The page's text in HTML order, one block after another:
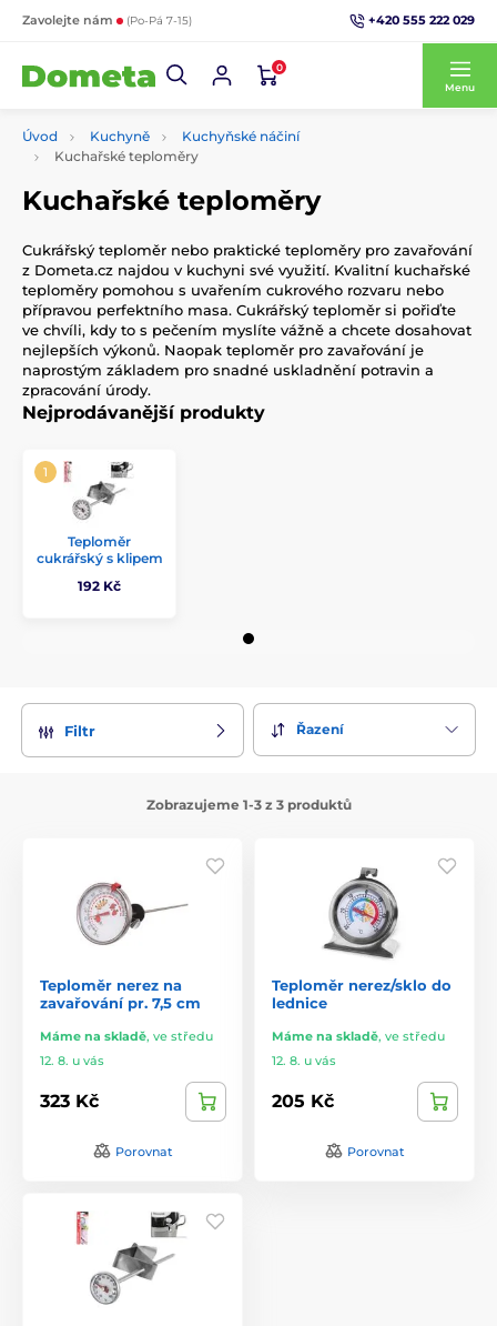
Zavolejte nám (Po-Pá 7-15) +420 555 222 029
0
Menu
Úvod Kuchyně
Kuchyňské náčiní
Kuchařské teploměry
Kuchařské teploměry
Cukrářský teploměr nebo praktické teploměry pro zavařování
z Dometa.cz najdou v kuchyni své využití. Kvalitní kuchařské
teploměry pomohou s uvařením cukrového rozvaru nebo
přípravou perfektního masa. Cukrářský teploměr si pořiďte
ve chvíli, kdy to s pečením myslíte vážně a chcete dosahovat
nejlepších výkonů. Naopak teploměr pro zavařování je
naprostým základem pro snadné uskladnění potravin a
zpracování úrody.
Nejprodávanější produkty
Teploměr
cukrářský s klipem
192 Kč
Filtr Řazení
Zobrazujeme 1-3 z 3 produktů
Teploměr nerez na
zavařování pr. 7,5 cm
Máme na skladě, ve středu
12. 8. u vás
323 Kč
Porovnat
Teploměr nerez/sklo do
lednice
Máme na skladě, ve středu
12. 8. u vás
205 Kč
Porovnat